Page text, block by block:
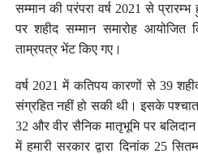
सम्मान की परंपरा वर्ष 2021 से
पर शहीद सम्मान समारोह
ताम्रपत्र भेंट किए गए।
वर्ष 2021 में कतिपय कारणों से 39
संग्रहित नहीं हो सकी थी। इसके
32 और वीर सैनिक मातृभूमि पर
में हमारी सरकार द्वारा दिनांक 25